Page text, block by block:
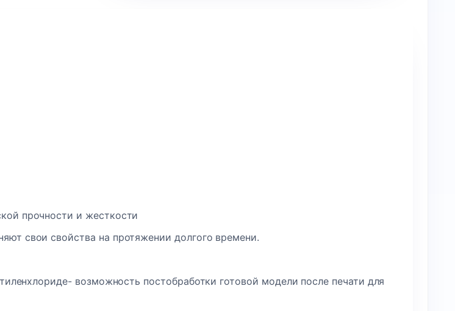
прочности и жесткости
свои свойства на протяжении долгого времени.
возможность постобработки готовой модели после печати для